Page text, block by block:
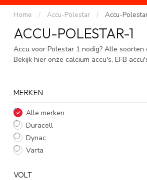
Home / Accu-Polestar / Accu-
ACCU-POLESTAR-1
Accu voor Polestar 1 nodig? Alle
Bekijk hier onze calcium accu's, EFB
MERKEN
Alle merken
Duracell
Dynac
Varta
VOLT